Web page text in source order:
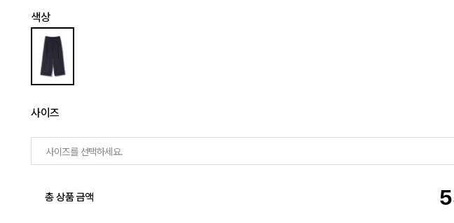
색상
사이즈
사이즈를 선택하세요.
총 상품 금액